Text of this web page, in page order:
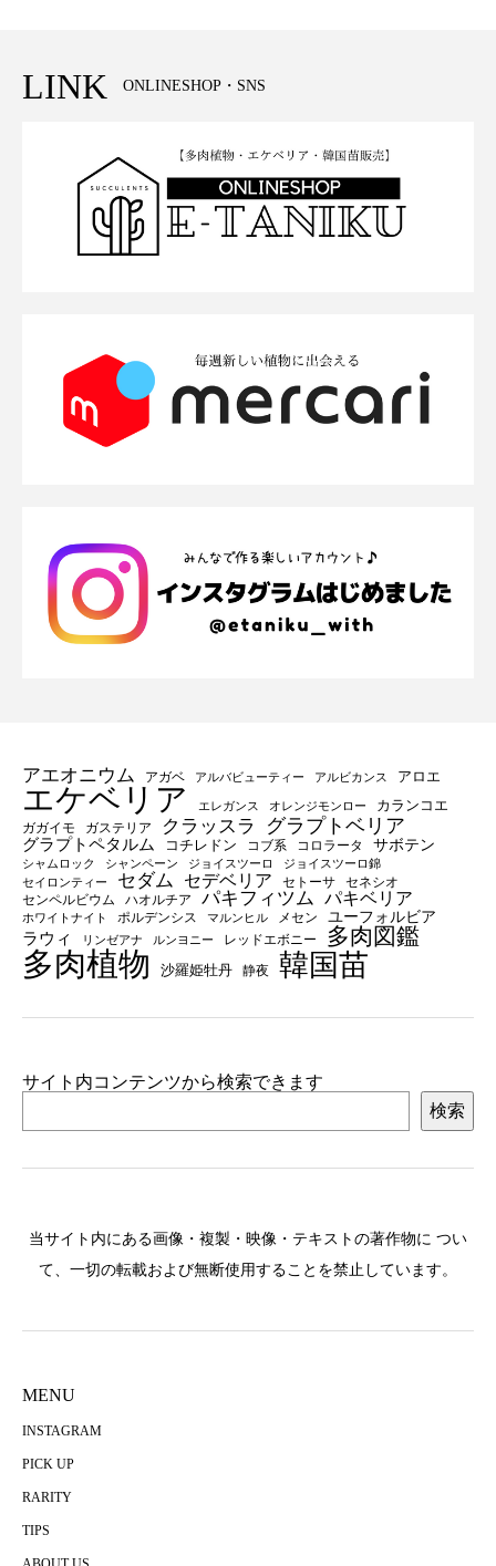
LINK ONLINESHOP・SNS
アエオニウム アガベ アルバビューティー アルビカンス アロエ
エケベリア エレガンス オレンジモンロー カランコエ
ガガイモ ガステリア クラッスラ グラプトベリア
グラプトペタルム コチレドン コブ系 コロラータ サボテン
シャムロック シャンペーン ジョイスツーロ
ジョイスツーロ錦
セイロンティー
セダム セデベリア セトーサ
セネシオ
センペルビウム
ハオルチア パキフィツム パキベリア
ホワイトナイト ポルデンシス マルンヒル メセン
ユーフォルビア
ラウィ
リンゼアナ ルンヨニー レッドエボニー 多肉図鑑
多肉植物 沙羅姫牡丹 静夜 韓国苗
サイト内コンテンツから検索できます
検索
当サイト内にある画像・複製・映像・テキストの著作物に つい
て、一切の転載および無断使用することを禁止しています。
MENU
INSTAGRAM
PICK UP
RARITY
TIPS